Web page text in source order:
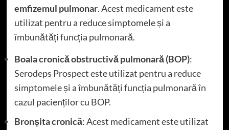
emfizemul pulmonar. Acest medicament este
utilizat pentru a reduce simptomele și a
îmbunătăți funcția pulmonară.
Boala cronică obstructivă pulmonară (BOP):
Serodeps Prospect este utilizat pentru a reduce
simptomele și a îmbunătăți funcția pulmonară în
cazul pacienților cu BOP.
Bronșita cronică: Acest medicament este utilizat